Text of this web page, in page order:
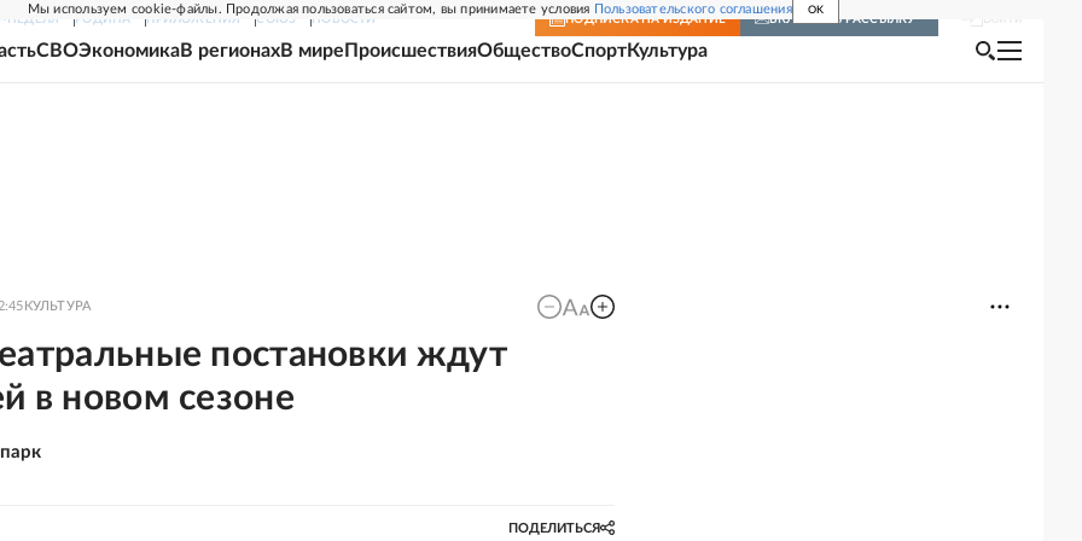
Мы используем cookie-файлы. Продолжая пользоваться сайтом, вы принимаете условия Пользовательского соглашения OK
НЕДЕЛЯ РОДИНА ПРИЛОЖЕНИЯ СОЮЗ НОВОСТИ ПОДПИСКА НА ИЗДАНИЕ ВКЛЮЧИТЬ РАССЫЛКУ
СВОЭкономикаВ регионахВ мире ПроисшествияОбществоСпортКультура
КУЛЬТУРА
постановки ждут
в новом сезоне
ПОДЕЛИТЬСЯ